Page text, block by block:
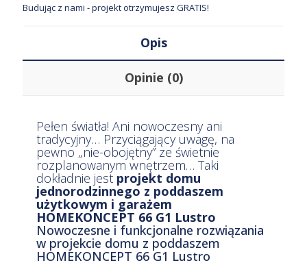
Budując z nami - projekt otrzymujesz GRATIS!
Opis
Opinie (0)
Pełen światła! Ani nowoczesny ani
tradycyjny… Przyciągający uwagę, na
pewno „nie-obojętny” ze świetnie
rozplanowanym wnętrzem… Taki
dokładnie jest projekt domu
jednorodzinnego z poddaszem
użytkowym i garażem
HOMEKONCEPT 66 G1 Lustro
Nowoczesne i funkcjonalne rozwiązania
w projekcie domu z poddaszem
HOMEKONCEPT 66 G1 Lustro